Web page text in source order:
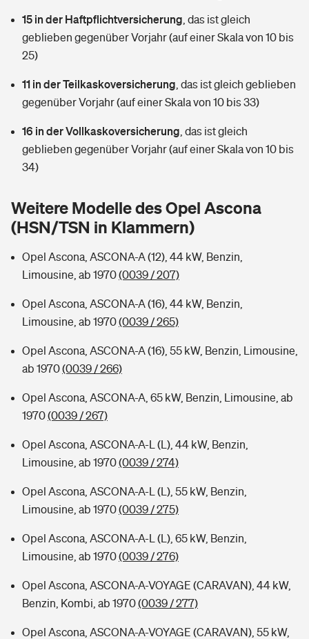
Wer versichert was: Jetzt Versicherer finden
Sie haben Fragen?
Mietkautionsversicherung
Restkreditversicherung
Zur Übersicht
Tools
Wer versichert was: Jetzt Versicherer finden
Sie haben Fragen?
Reiseversicherung
Handyversicherung
Musikinstrumentenversicherung
Zur Übersicht
Tools
Kinderunfall-Check: Mehr Sicherheit für deine Kids
Sie haben Fragen?
Zur Übersicht
Sie haben Fragen?
15 in der Haftpflichtversicherung das ist gleich
geblieben gegenüber Vorjahr (auf einer Skala von 10 bis
25)
11 in der Teilkaskoversicherung das ist gleich geblieben
gegenüber Vorjahr (auf einer Skala von 10 bis 33)
16 in der Vollkaskoversicherung das ist gleich
geblieben gegenüber Vorjahr (auf einer Skala von 10 bis
34)
Weitere Modelle des Opel Ascona
(HSN/TSN in Klammern)
Opel Ascona, ASCONA-A (12), 44 kW, Benzin,
Limousine, ab 1970(0039 / 207)
Opel Ascona, ASCONA-A (16), 44 kW, Benzin,
Limousine, ab 1970(0039 / 265)
Opel Ascona, ASCONA-A (16), 55 kW, Benzin, Limousine,
ab 1970(0039 / 266)
Opel Ascona, ASCONA-A, 65 kW, Benzin, Limousine, ab
1970(0039 / 267)
Opel Ascona, ASCONA-A-L (L), 44 kW, Benzin,
Limousine, ab 1970(0039 / 274)
Opel Ascona, ASCONA-A-L (L), 55 kW, Benzin,
Limousine, ab 1970(0039 / 275)
Opel Ascona, ASCONA-A-L (L), 65 kW, Benzin,
Limousine, ab 1970(0039 / 276)
Opel Ascona, ASCONA-A-VOYAGE (CARAVAN), 44 kW,
Benzin, Kombi, ab 1970(0039 / 277)
Opel Ascona, ASCONA-A-VOYAGE (CARAVAN), 55 kW,